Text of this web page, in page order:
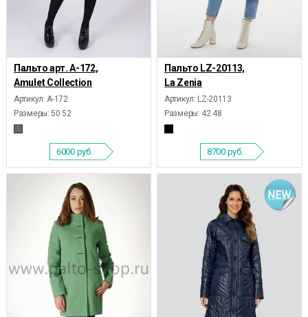
Пальто арт. А-172,
Amulet Collection
Артикул: А-172
Размеры: 50 52
6000 руб.
Пальто LZ-20113,
La Zenia
Артикул: LZ-20113
Размеры: 42 48
8700 руб.